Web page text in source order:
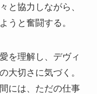
と協力しながら、
うと奮闘する。
を理解し、デヴィ
大切さに気づく。
には、ただの仕事